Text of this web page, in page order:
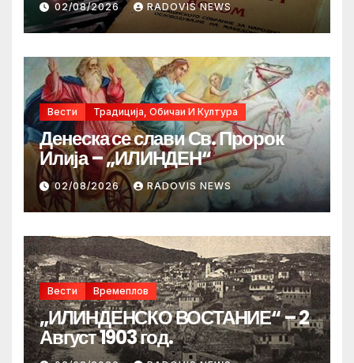
02/08/2026 RADOVIS NEWS
Вести Традиција, Обичаи И Култура
Денеска се слави Св. Пророк
Илија – „ИЛИНДЕН“
02/08/2026 RADOVIS NEWS
Вести Времеплов
„ИЛИНДЕНСКО ВОСТАНИЕ“ – 2
Август 1903 год.